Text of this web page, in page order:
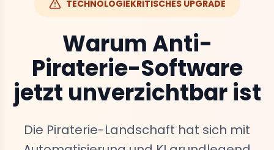
TECHNOLOGIEKRITISCHES UPGRADE
Warum Anti-
Piraterie-Software
jetzt unverzichtbar ist
Die Piraterie-Landschaft hat sich mit